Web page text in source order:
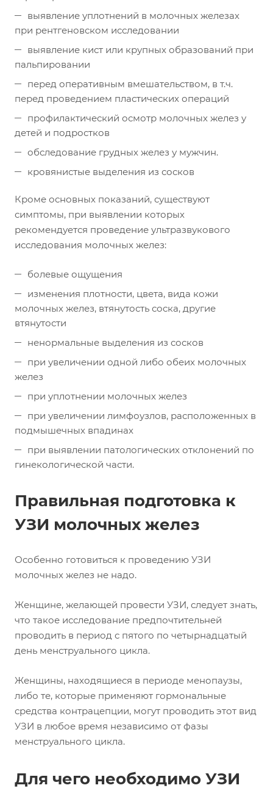
выявление уплотнений в молочных железах
при рентгеновском исследовании
выявление кист или крупных образований при
пальпировании
перед оперативным вмешательством, в т.ч.
перед проведением пластических операций
профилактический осмотр молочных желез у
детей и подростков
обследование грудных желез у мужчин.
кровянистые выделения из сосков
Кроме основных показаний, существуют
симптомы, при выявлении которых
рекомендуется проведение ультразвукового
исследования молочных желез:
болевые ощущения
изменения плотности, цвета, вида кожи
молочных желез, втянутость соска, другие
втянутости
ненормальные выделения из сосков
при увеличении одной либо обеих молочных
желез
при уплотнении молочных желез
при увеличении лимфоузлов, расположенных в
подмышечных впадинах
при выявлении патологических отклонений по
гинекологической части.
Правильная подготовка к
УЗИ молочных желез
Особенно готовиться к проведению УЗИ
молочных желез не надо.
Женщине, желающей провести УЗИ, следует знать,
что такое исследование предпочтительней
проводить в период с пятого по четырнадцатый
день менструального цикла.
Женщины, находящиеся в периоде менопаузы,
либо те, которые применяют гормональные
средства контрацепции, могут проводить этот вид
УЗИ в любое время независимо от фазы
менструального цикла.
Для чего необходимо УЗИ